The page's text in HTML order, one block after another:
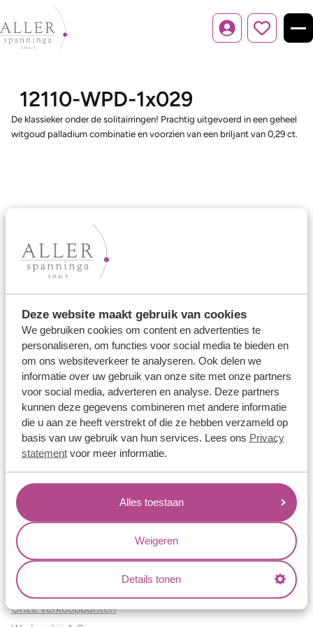
Deze website maakt gebruik van cookies
We gebruiken cookies om content en advertenties te
personaliseren, om functies voor social media te bieden en
om ons websiteverkeer te analyseren. Ook delen we
informatie over uw gebruik van onze site met onze partners
voor social media, adverteren en analyse. Deze partners
kunnen deze gegevens combineren met andere informatie
die u aan ze heeft verstrekt of die ze hebben verzameld op
basis van uw gebruik van hun services. Lees ons Privacy
statementvoor meer informatie.
Alles toestaan
Weigeren
Details tonen
Inloggen
12110-WPD-1x029
De klassieker onder de solitairringen! Prachtig uitgevoerd in een geheel
witgoud palladium combinatie en voorzien van een briljant van 0,29 ct.
Ons aanbod
Trouwringen
Memoireringen
Verlovingsringen
Vriendschapsringen
Over ons
Aller Spanninga
Historie
Certificaten
Blogs
Jouw voordelen
Conflictvrije Materialen
Oneindig veel mogelijkheden
Kwaliteit
Juweliers & Contact
Onze verkooppunten